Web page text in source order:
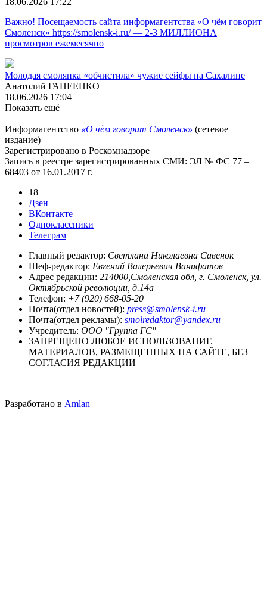
Важно! Посещаемость сайта информагентства «О чём говорит
Смоленск» https://smolensk-i.ru/ — 2-3 МИЛЛИОНА
просмотров ежемесячно
Молодая смолянка «обчистила» чужие сейфы на Сахалине
Анатолий ГАПЕЕНКО
18.06.2026 17:04
Показать ещё
Информагентство «О чём говорит Смоленск» (сетевое
издание)
Зарегистрировано в Роскомнадзоре
Запись в реестре зарегистрированных СМИ: ЭЛ № ФС 77 –
68403 от 16.01.2017 г.
18+
Дзен
ВКонтакте
Одноклассники
Телеграм
Главный редактор: Светлана Николаевна Савенок
Шеф-редактор: Евгений Валерьевич Ванифатов
Адрес редакции: 214000,Смоленская обл, г. Смоленск, ул.
Октябрьской революции, д.14а
Телефон: +7 (920) 668-05-20
Почта(отдел новостей): press@smolensk-i.ru
Почта(отдел рекламы): smolredaktor@yandex.ru
Учредитель: ООО "Группа ГС"
ЗАПРЕЩЕНО ЛЮБОЕ ИСПОЛЬЗОВАНИЕ
МАТЕРИАЛОВ, РАЗМЕЩЕННЫХ НА САЙТЕ, БЕЗ
СОГЛАСИЯ РЕДАКЦИИ
Разработано в Amlan